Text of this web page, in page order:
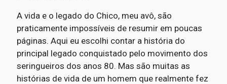
A vida e o legado do Chico, meu avô, são
praticamente impossíveis de resumir em poucas
páginas. Aqui eu escolhi contar a história do
principal legado conquistado pelo movimento dos
seringueiros dos anos 80. Mas são muitas as
histórias de vida de um homem que realmente fez